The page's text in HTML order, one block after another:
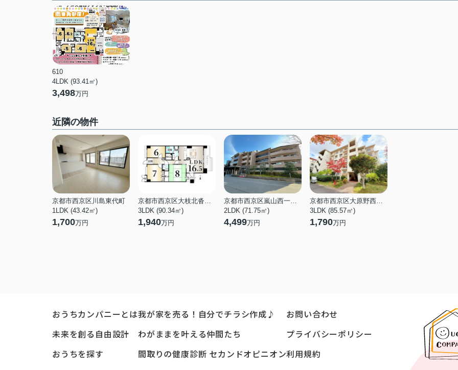
610
4LDK (93.41㎡)
3,498万円
近隣の物件
京都市西京区川島東代町
1LDK (43.42㎡)
1,700万円
京都市西京区大枝北沓掛町１丁目
3LDK (90.34㎡)
1,940万円
京都市西京区嵐山西一川町
2LDK (71.75㎡)
4,499万円
京都市西京区大原野西境谷町２丁目
3LDK (85.57㎡)
1,790万円
おうちカンパニーとは
未来を創る自由設計
おうちを探す
我が家を売る！自分でチラシ作成♪
わがままを叶える仲間たち
間取りの健康診断 セカンドオピニオン
お問い合わせ
プライバシーポリシー
利用規約